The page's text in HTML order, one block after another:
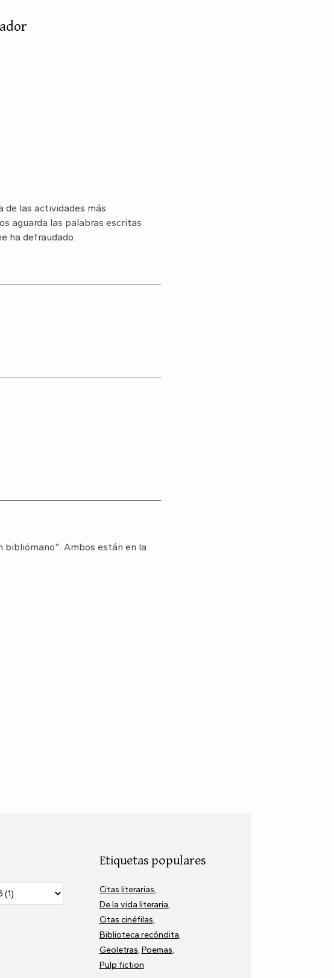
de las actividades más
aguarda las palabras escritas
ha defraudado.
bibliómano". Ambos están en la
Etiquetas populares
Citas literarias
De la vida literaria
Citas cinéfilas
Biblioteca recóndita
Geoletras Poemas
Pulp fiction